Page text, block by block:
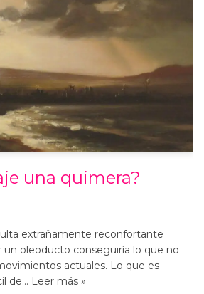
una quimera?
extrañamente reconfortante
un oleoducto conseguiría lo que no
actuales. Lo que es
de… Leer más »